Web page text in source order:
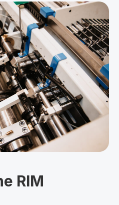
RIM